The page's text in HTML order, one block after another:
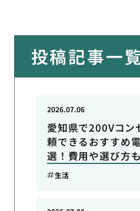
投稿記事一
愛知県で200Vコン
頼できるおすすめ
選！費用や選び方
2026.07.06
生活